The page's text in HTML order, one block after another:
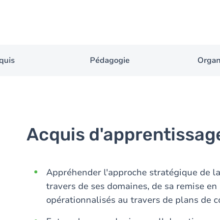
Pédagogie
Acquis
Appréhender l'approche stratégique de
travers de ses domaines, de sa remise
opérationnalisés au travers de plans de